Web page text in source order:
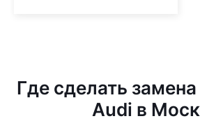
Где сделать
Audi в